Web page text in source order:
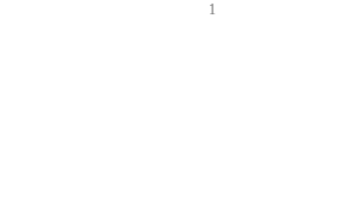
1